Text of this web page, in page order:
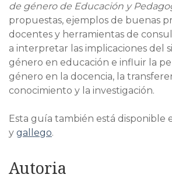
de género de Educación y
propuestas, ejemplos de buenas
docentes y herramientas de
a interpretar las implicaciones del
género en educación e influir la
género en la docencia, la
conocimiento y la investigación.
Esta guía también está disponible
y gallego.
Autoria